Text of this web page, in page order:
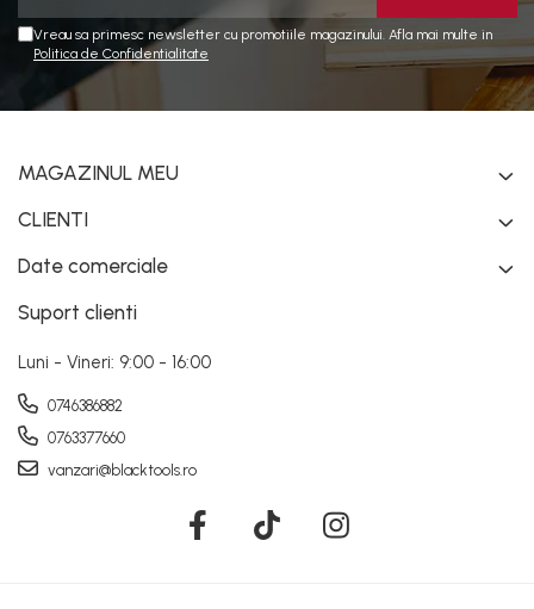
Vreau sa primesc newsletter cu promotiile magazinului. Afla mai multe in
Politica de Confidentialitate
MAGAZINUL MEU
CLIENTI
Date comerciale
Suport clienti
Luni - Vineri: 9:00 - 16:00
0746386882
0763377660
vanzari@blacktools.ro